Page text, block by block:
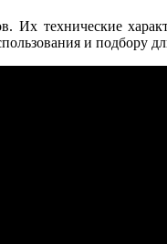
технические
и подбору